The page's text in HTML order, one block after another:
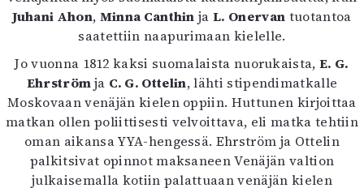
Info
Tilaus ja irtonumerot
Yhteistyössä
Toimitus
Mediatiedot
Kaltio ry
Juhani Ahon, Minna Canthin jaL. Onervan tuotantoa
saatettiin naapurimaan kielelle.
Jo vuonna 1812 kaksi suomalaista nuorukaista,E. G.
Ehrströmja C. G. Ottelin, lähti stipendimatkalle
Moskovaan venäjän kielen oppiin. Huttunen kirjoittaa
matkan ollen poliittisesti velvoittava, eli matka tehtiin
oman aikansa YYA-hengessä. Ehrström ja Ottelin
palkitsivat opinnot maksaneen Venäjän valtion
julkaisemalla kotiin palattuaan venäjän kielen